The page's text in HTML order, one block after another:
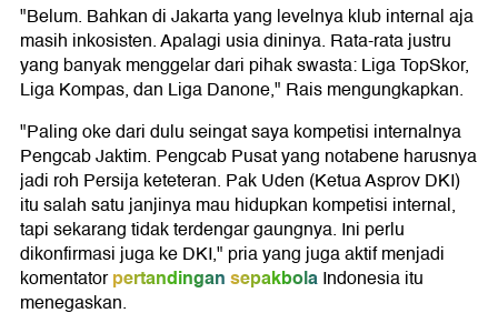
"Belum. Bahkan di Jakarta yang levelnya klub internal aja
masih inkosisten. Apalagi usia dininya. Rata-rata justru
yang banyak menggelar dari pihak swasta: Liga TopSkor,
Liga Kompas, dan Liga Danone," Rais mengungkapkan.
"Paling oke dari dulu seingat saya kompetisi internalnya
Pengcab Jaktim. Pengcab Pusat yang notabene harusnya
jadi roh Persija keteteran. Pak Uden (Ketua Asprov DKI)
itu salah satu janjinya mau hidupkan kompetisi internal,
tapi sekarang tidak terdengar gaungnya. Ini perlu
dikonfirmasi juga ke DKI," pria yang juga aktif menjadi
komentatorpertandingansepakbolaIndonesia itu
menegaskan.